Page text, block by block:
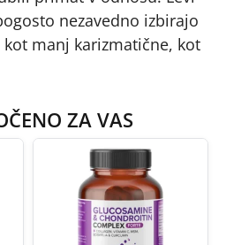
nezavedno izbirajo
manj karizmatične, kot
ZA VAS